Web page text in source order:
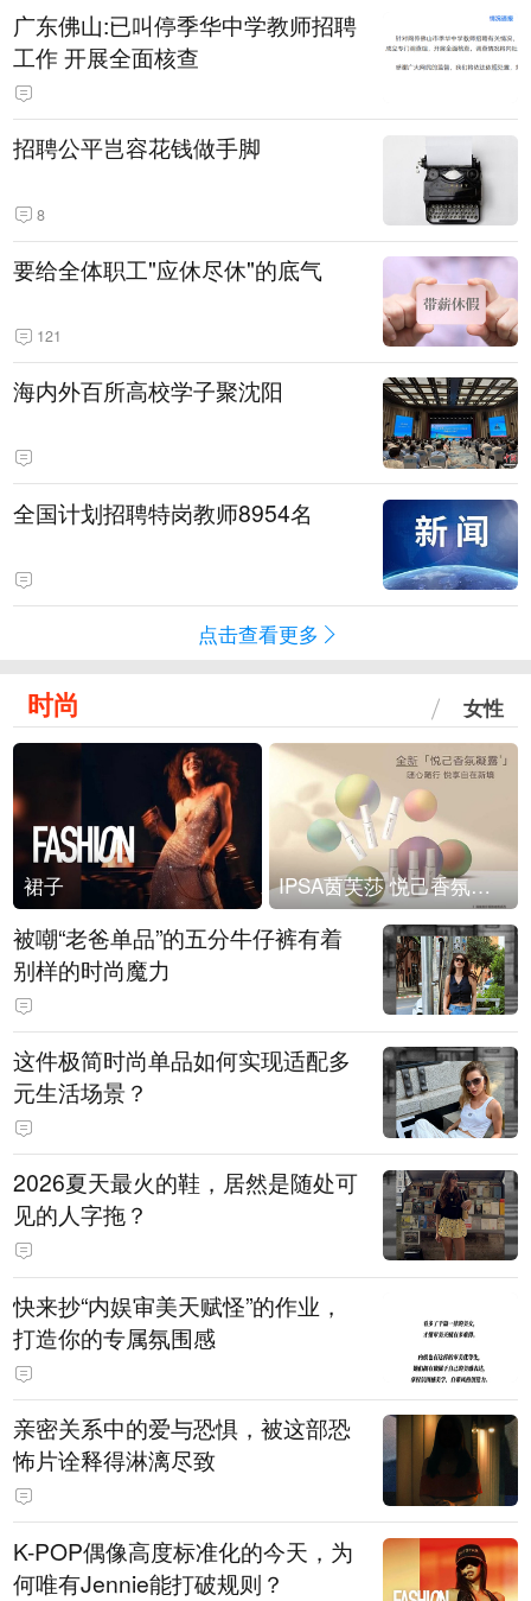
广东佛山:已叫停季华中学教师招聘
工作 开展全面核查
招聘公平岂容花钱做手脚
8
要给全体职工"应休尽休"的底气
121
海内外百所高校学子聚沈阳
全国计划招聘特岗教师8954名
点击查看更多
时尚 女性
裙子 IPSA茵芙莎 悦己香氛凝露上市
被嘲“老爸单品”的五分牛仔裤有着
别样的时尚魔力
这件极简时尚单品如何实现适配多
元生活场景？
2026夏天最火的鞋，居然是随处可
见的人字拖？
快来抄“内娱审美天赋怪”的作业，
打造你的专属氛围感
亲密关系中的爱与恐惧，被这部恐
怖片诠释得淋漓尽致
K-POP偶像高度标准化的今天，为
何唯有Jennie能打破规则？